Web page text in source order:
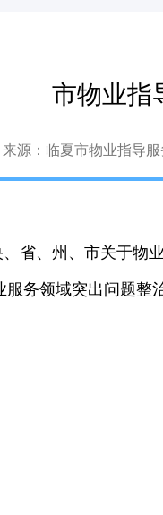
市物业指
来源：临夏市物业指导
省、州、市关于物
服务领域突出问题整